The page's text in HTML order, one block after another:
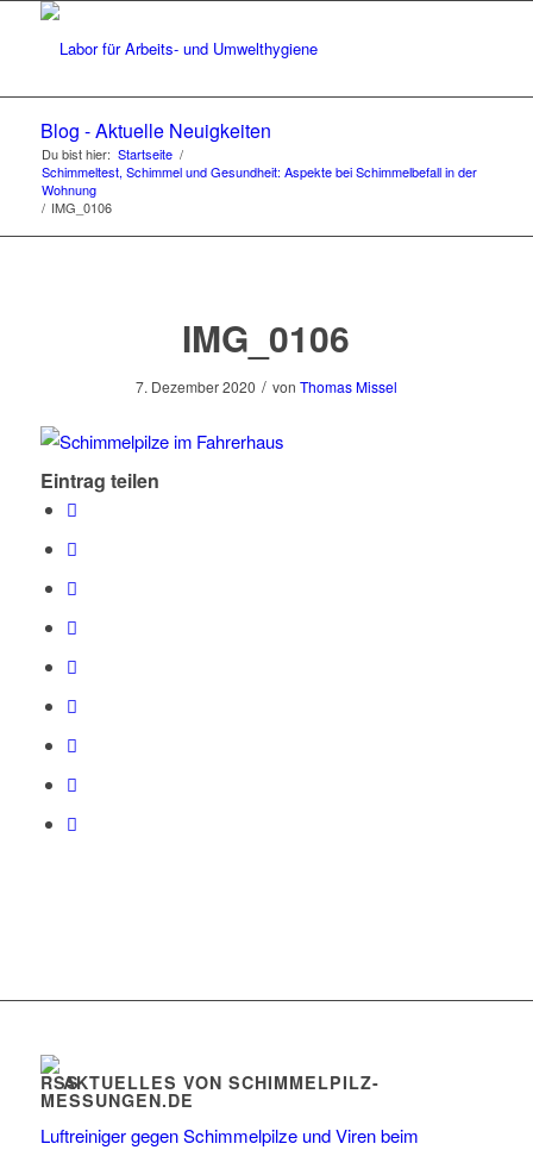
Blog - Aktuelle Neuigkeiten
Du bist hier: Startseite /
Schimmeltest, Schimmel und Gesundheit: Aspekte bei Schimmelbefall in der
Wohnung
/ IMG_0106
IMG_0106
7. Dezember 2020 / von Thomas Missel
Eintrag teilen
AKTUELLES VON SCHIMMELPILZ-
MESSUNGEN.DE
Luftreiniger gegen Schimmelpilze und Viren beim